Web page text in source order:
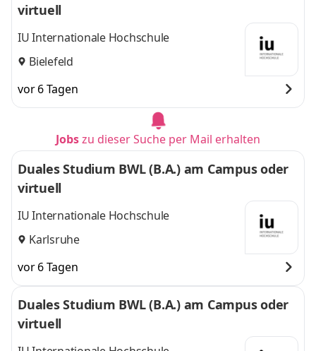
virtuell
IU Internationale Hochschule
Bielefeld
vor 6 Tagen
Jobszu dieser Suche per Mail erhalten
Duales Studium BWL (B.A.) am Campus oder
virtuell
IU Internationale Hochschule
Karlsruhe
vor 6 Tagen
Duales Studium BWL (B.A.) am Campus oder
virtuell